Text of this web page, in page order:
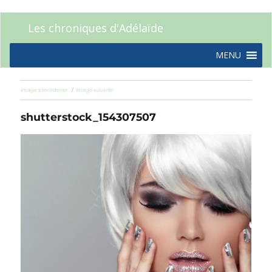
Les chroniques d'Adélaïde
MENU
Image précédente Image suivante
shutterstock_154307507